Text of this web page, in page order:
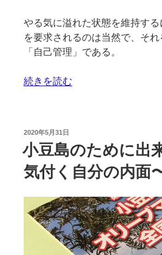
やる気に溢れた状態を維持す
を要求されるのは当然で、そ
「自己管理」である。
続きを読む
2020年5月31日
小豆島のために
気付く自分の内面